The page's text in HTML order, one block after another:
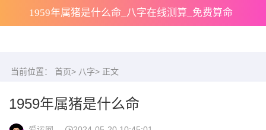
1959年属猪是什么命_八字在线测算_免费算命
当前位置： 首页> 八字> 正文
1959年属猪是什么命